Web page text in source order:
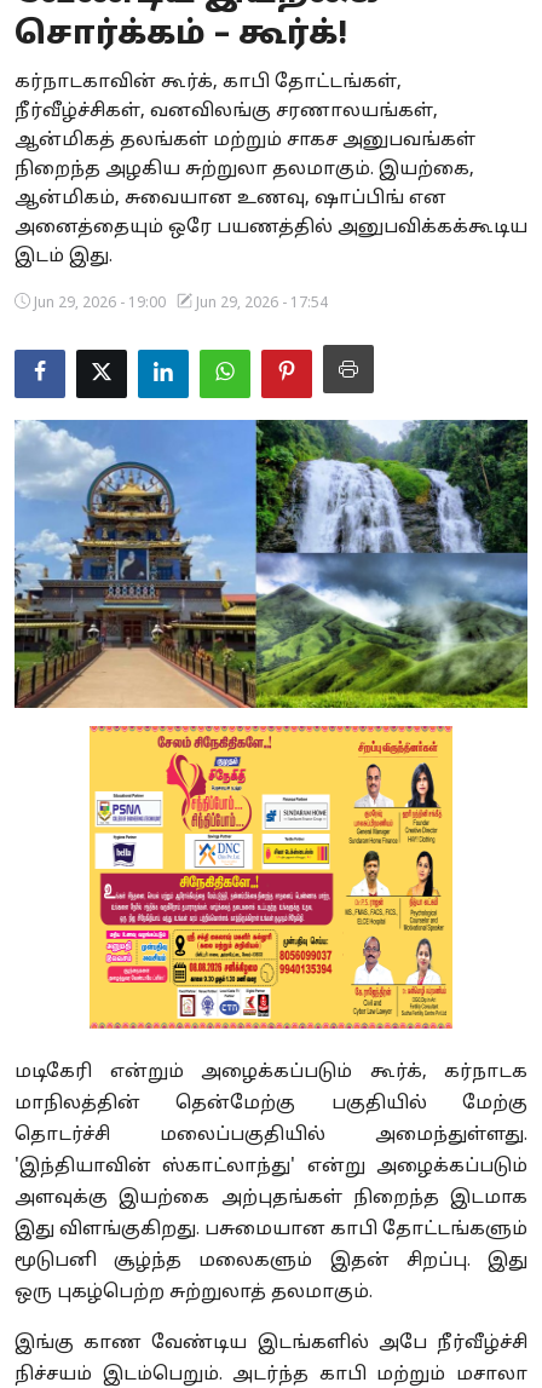
Business
Crime
Tamilnadu
National
World
Astrology
Spirituality
Politics
சொர்க்கம் – கூர்க்!
கர்நாடகாவின் கூர்க், காபி தோட்டங்கள்,
நீர்வீழ்ச்சிகள், வனவிலங்கு சரணாலயங்கள்,
ஆன்மிகத் தலங்கள் மற்றும் சாகச அனுபவங்கள்
நிறைந்த அழகிய சுற்றுலா தலமாகும். இயற்கை,
ஆன்மிகம், சுவையான உணவு, ஷாப்பிங் என
அனைத்தையும் ஒரே பயணத்தில் அனுபவிக்கக்கூடிய
இடம் இது.
Jun 29, 2026 - 19:00 Jun 29, 2026 - 17:54
மடிகேரி என்றும் அழைக்கப்படும் கூர்க், கர்நாடக
மாநிலத்தின் தென்மேற்கு பகுதியில் மேற்கு
தொடர்ச்சி மலைப்பகுதியில் அமைந்துள்ளது.
'இந்தியாவின் ஸ்காட்லாந்து' என்று அழைக்கப்படும்
அளவுக்கு இயற்கை அற்புதங்கள் நிறைந்த இடமாக
இது விளங்குகிறது. பசுமையான காபி தோட்டங்களும்
மூடுபனி சூழ்ந்த மலைகளும் இதன் சிறப்பு. இது
ஒரு புகழ்பெற்ற சுற்றுலாத் தலமாகும்.
இங்கு காண வேண்டிய இடங்களில் அபே நீர்வீழ்ச்சி
நிச்சயம் இடம்பெறும். அடர்ந்த காபி மற்றும் மசாலா